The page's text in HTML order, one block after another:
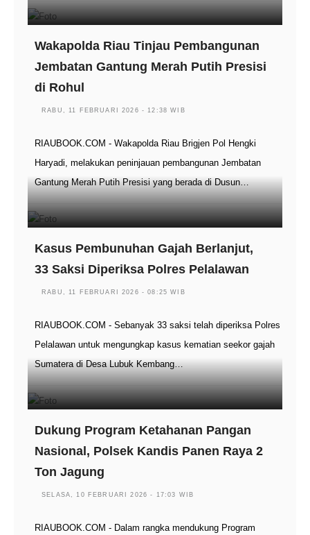
Wakapolda Riau Tinjau Pembangunan
Jembatan Gantung Merah Putih Presisi
di Rohul
RABU, 11 FEBRUARI 2026 - 12:38 WIB
RIAUBOOK.COM - Wakapolda Riau Brigjen Pol Hengki
Haryadi, melakukan peninjauan pembangunan Jembatan
Gantung Merah Putih Presisi yang berada di Dusun…
Kasus Pembunuhan Gajah Berlanjut,
33 Saksi Diperiksa Polres Pelalawan
RABU, 11 FEBRUARI 2026 - 08:25 WIB
RIAUBOOK.COM - Sebanyak 33 saksi telah diperiksa Polres
Pelalawan untuk mengungkap kasus kematian seekor gajah
Sumatera di Desa Lubuk Kembang…
Dukung Program Ketahanan Pangan
Nasional, Polsek Kandis Panen Raya 2
Ton Jagung
SELASA, 10 FEBRUARI 2026 - 17:03 WIB
RIAUBOOK.COM - Dalam rangka mendukung Program